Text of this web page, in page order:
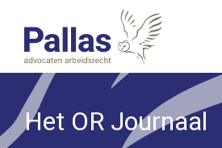
Het OR Journaal